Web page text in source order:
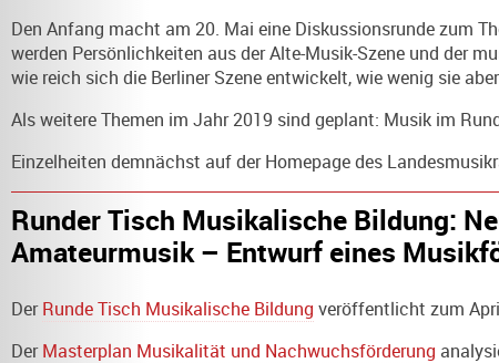
Den Anfang macht am 20. Mai eine Diskussionsrunde zum
werden Persönlichkeiten aus der Alte-Musik-Szene und der
wie reich sich die Berliner Szene entwickelt, wie wenig sie
Als weitere Themen im Jahr 2019 sind geplant: Musik im
Einzelheiten demnächst auf der Homepage des
Runder Tisch Musikalische Bildung:
Amateurmusik – Entwurf eines
DerRunde Tisch Musikalische Bildung veröffentlicht zum
DerMasterplan Musikalität und Nachwuchsförderung